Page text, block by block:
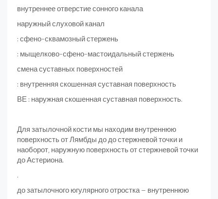
внутреннее отверстие сонного канала
наружный слуховой канал
: сфено-сквамозный стержень
: мыщелково-сфено-мастоидальный стержень
смена суставных поверхностей
: внутренняя скошенная суставная поверхность
ВЕ : наружная скошенная суставная поверхность.
Для затылочной кости мы находим внутреннюю
поверхность от Лямбды до до стержневой точки и
наоборот, наружную поверхность от стержневой точки
до Астериона.
.
до затылочного югулярного отростка – внутреннюю